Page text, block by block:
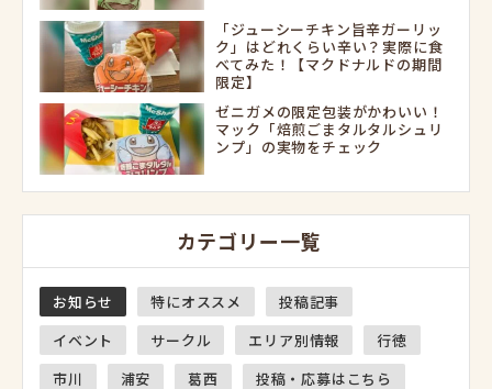
「ジューシーチキン旨辛ガーリッ
ク」はどれくらい辛い？実際に食
べてみた！【マクドナルドの期間
限定】
ゼニガメの限定包装がかわいい！
マック「焙煎ごまタルタルシュリ
ンプ」の実物をチェック
カテゴリー一覧
お知らせ 特にオススメ
投稿記事
イベント
サークル エリア別情報
行徳
市川
浦安 葛西
投稿・応募はこちら